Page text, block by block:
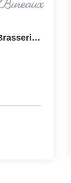
75012 Paris Diderot Cession Brasserie D'angle 70 M2 +...